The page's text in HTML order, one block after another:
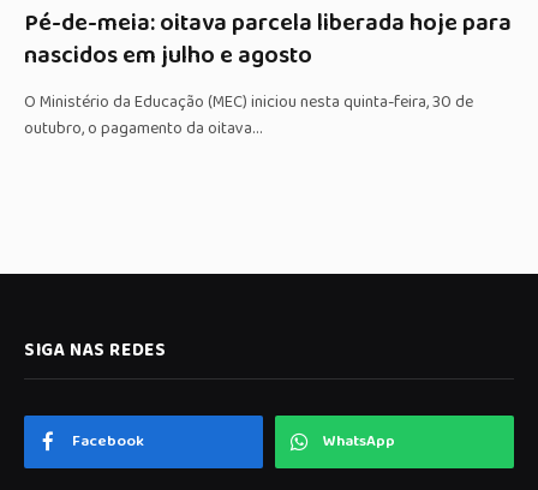
Pé-de-meia: oitava parcela liberada hoje para
nascidos em julho e agosto
O Ministério da Educação (MEC) iniciou nesta quinta-feira, 30 de
outubro, o pagamento da oitava…
SIGA NAS REDES
Facebook WhatsApp